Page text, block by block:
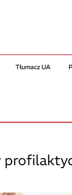
Tłumacz UA